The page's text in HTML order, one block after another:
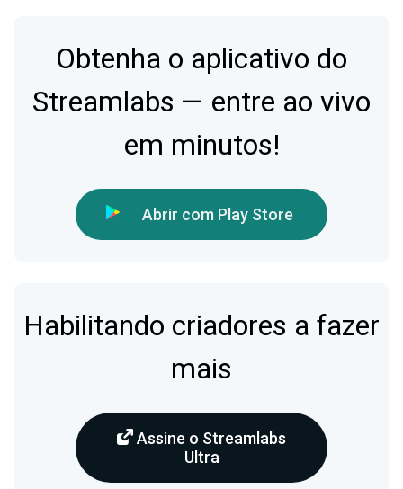
Obtenha o aplicativo do
Streamlabs — entre ao vivo
em minutos!
Abrir com Play Store
Habilitando criadores a fazer
mais
Assine o Streamlabs
Ultra